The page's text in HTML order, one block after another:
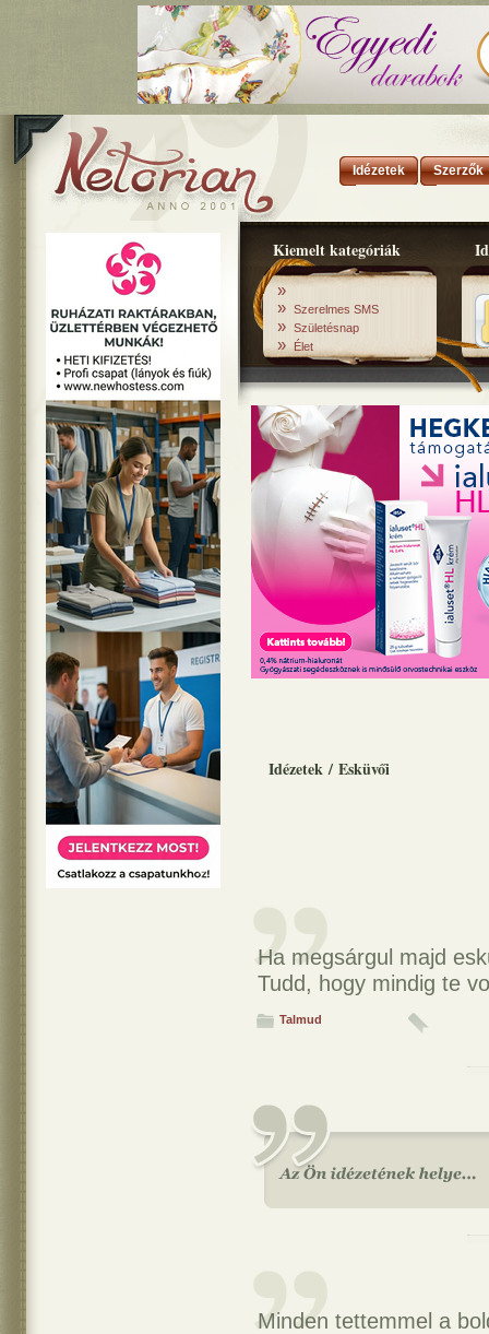
Idézetek Szerzők
Kiemelt kategóriák
»
» Szerelmes SMS
» Születésnap
» Élet
Idézetek / Esküvői
Ha megsárgul majd
Tudd, hogy mindig te
Talmud
Minden tettemmel a